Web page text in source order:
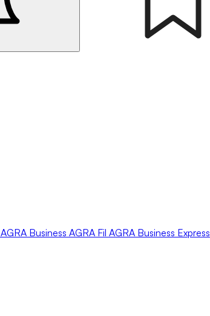
AGRA Business AGRA Fil AGRA Business Express